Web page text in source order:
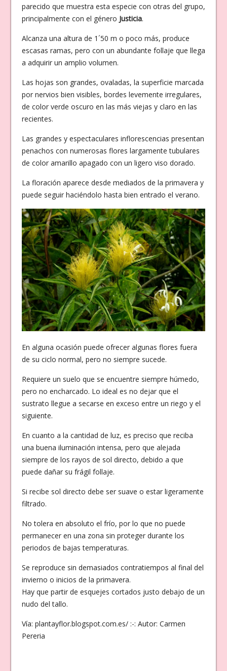
parecido que muestra esta especie con otras del grupo,
principalmente con el género Justicia.
Alcanza una altura de 1´50 m o poco más, produce
escasas ramas, pero con un abundante follaje que llega
a adquirir un amplio volumen.
Las hojas son grandes, ovaladas, la superficie marcada
por nervios bien visibles, bordes levemente irregulares,
de color verde oscuro en las más viejas y claro en las
recientes.
Las grandes y espectaculares inflorescencias presentan
penachos con numerosas flores largamente tubulares
de color amarillo apagado con un ligero viso dorado.
La floración aparece desde mediados de la primavera y
puede seguir haciéndolo hasta bien entrado el verano.
En alguna ocasión puede ofrecer algunas flores fuera
de su ciclo normal, pero no siempre sucede.
Requiere un suelo que se encuentre siempre húmedo,
pero no encharcado. Lo ideal es no dejar que el
sustrato llegue a secarse en exceso entre un riego y el
siguiente.
En cuanto a la cantidad de luz, es preciso que reciba
una buena iluminación intensa, pero que alejada
siempre de los rayos de sol directo, debido a que
puede dañar su frágil follaje.
Si recibe sol directo debe ser suave o estar ligeramente
filtrado.
No tolera en absoluto el frío, por lo que no puede
permanecer en una zona sin proteger durante los
periodos de bajas temperaturas.
Se reproduce sin demasiados contratiempos al final del
invierno o inicios de la primavera.
Hay que partir de esquejes cortados justo debajo de un
nudo del tallo.
Vía: plantayflor.blogspot.com.es/ :-: Autor: Carmen
Pereria